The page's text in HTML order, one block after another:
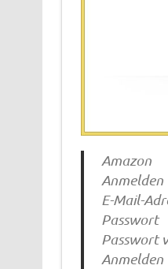
Amazon
Anmelden
E-Mail-
Passwort
Passwort
Anmelden